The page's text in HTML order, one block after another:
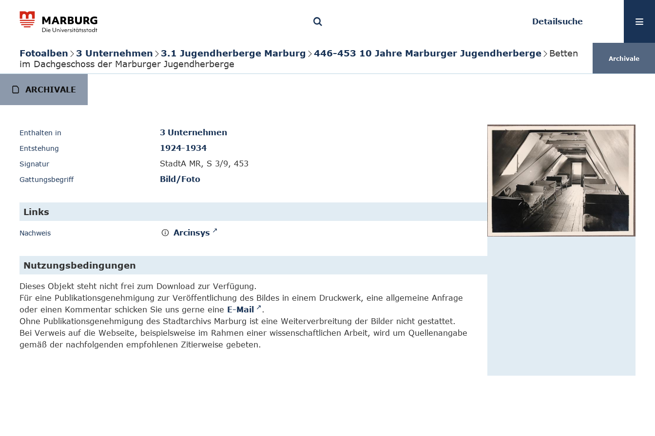
Detailsuche
Fotoalben 3 Unternehmen 3.1 Jugendherberge Marburg 446-453 10 Jahre Marburger Jugendherberge
Betten
im Dachgeschoss der Marburger Jugendherberge
Archivale
ARCHIVALE
Enthalten in 3 Unternehmen
Entstehung 1924-1934
Signatur StadtA MR, S 3/9, 453
Gattungsbegriff Bild/Foto
Links
Nachweis Arcinsys
Nutzungsbedingungen
Dieses Objekt steht nicht frei zum Download zur Verfügung.
Für eine Publikationsgenehmigung zur Veröffentlichung des Bildes in einem Druckwerk, eine allgemeine Anfrage
oder einen Kommentar schicken Sie uns gerne eine E-Mail
.
Ohne Publikationsgenehmigung des Stadtarchivs Marburg ist eine Weiterverbreitung der Bilder nicht gestattet.
Bei Verweis auf die Webseite, beispielsweise im Rahmen einer wissenschaftlichen Arbeit, wird um Quellenangabe
gemäß der nachfolgenden empfohlenen Zitierweise gebeten.